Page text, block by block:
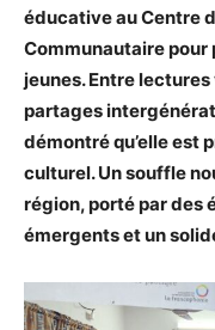
éducative au Centre
Communautaire
jeunes. Entre
partages
démontré qu’elle est
culturel. Un souffle
région, porté par des
émergents et un